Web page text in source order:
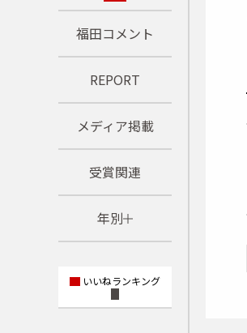
福田コメント
REPORT
メディア掲載
受賞関連
年別
2025年
いいねランキング